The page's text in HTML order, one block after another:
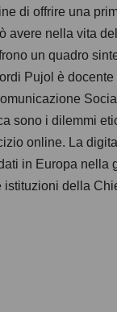
di offrire una
avere nella vita
un quadro
Pujol è
sono i dilemmi
online. La
in Europa nella
istituzioni della